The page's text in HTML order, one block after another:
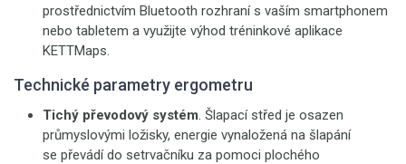
prostřednictvím Bluetooth rozhraní s vaším smartphonem
nebo tabletem a využijte výhod tréninkové aplikace
KETTMaps.
Technické parametry ergometru
Tichý převodový systém. Šlapací střed je osazen
průmyslovými ložisky, energie vynaložená na šlapání
se převádí do setrvačníku za pomoci plochého